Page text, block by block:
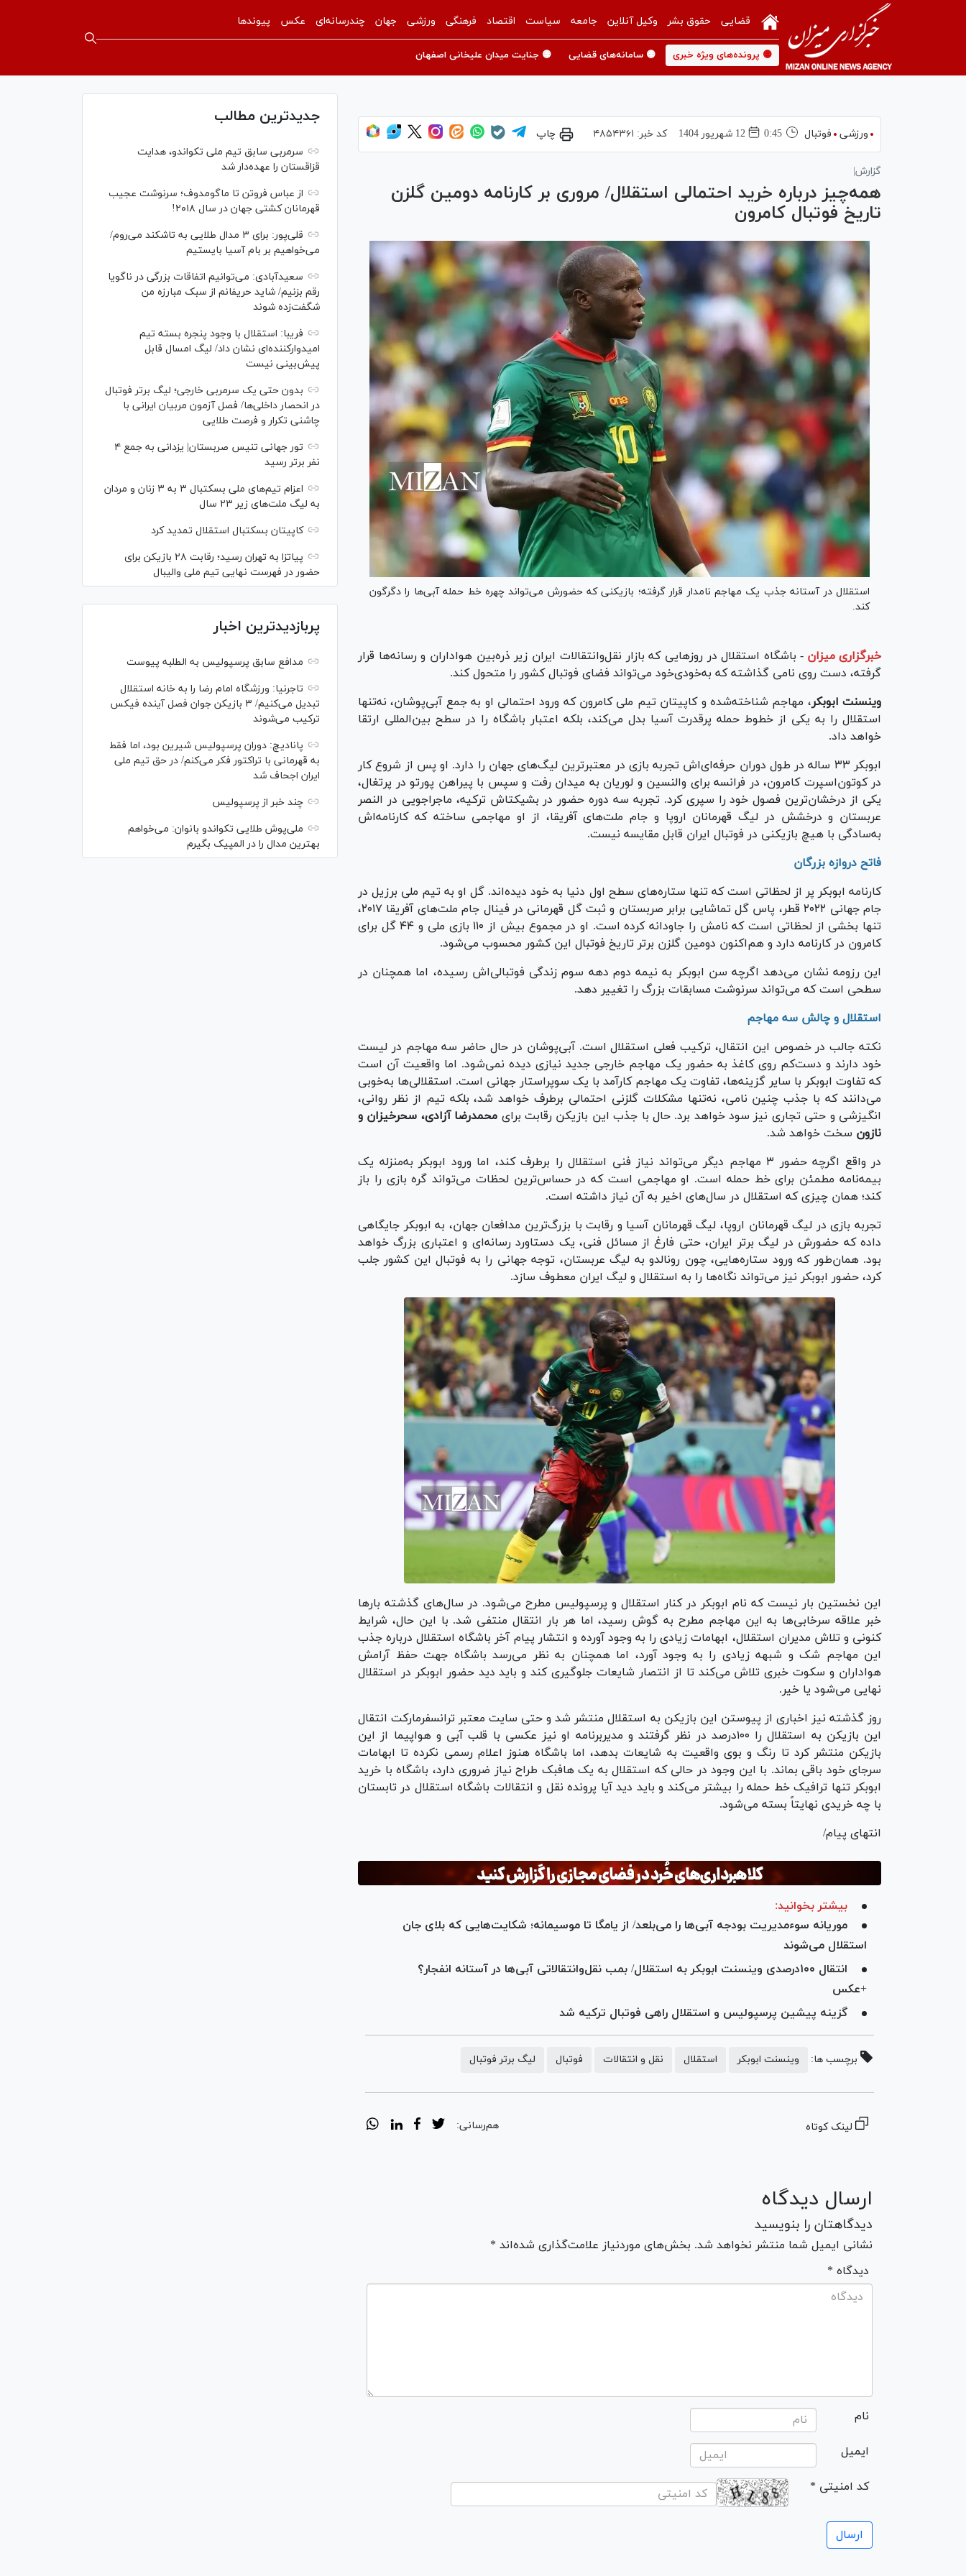
قضایی حقوق بشر وکیل آنلاین جامعه سیاست اقتصاد فرهنگی ورزشی جهان چندرسانه‌ای عکس پیوندها
🟡 پرونده‌های ویژه خبری 🟡 سامانه‌های قضایی 🟡 جنایت میدان علیخانی اصفهان
ورزشی فوتبال 0:45 12 شهريور 1404 کد خبر: ۴۸۵۴۳۶۱ چاپ
گزارش|
همه‌چیز درباره خرید احتمالی استقلال/ مروری بر کارنامه دومین گلزن
تاریخ فوتبال کامرون
استقلال در آستانه جذب یک مهاجم نامدار قرار گرفته؛ بازیکنی که حضورش می‌تواند چهره خط حمله آبی‌ها را دگرگون
کند.
خبرگزاری میزان - باشگاه استقلال در روز‌هایی که بازار نقل‌وانتقالات ایران زیر ذره‌بین هواداران و رسانه‌ها قرار
گرفته، دست روی نامی گذاشته که به‌خودی‌خود می‌تواند فضای فوتبال کشور را متحول کند.
وینسنت ابوبکر، مهاجم شناخته‌شده و کاپیتان تیم ملی کامرون که ورود احتمالی او به جمع آبی‌پوشان، نه‌تنها
استقلال را به یکی از خطوط حمله پرقدرت آسیا بدل می‌کند، بلکه اعتبار باشگاه را در سطح بین‌المللی ارتقا
خواهد داد.
ابوبکر ۳۳ ساله در طول دوران حرفه‌ای‌اش تجربه بازی در معتبرترین لیگ‌های جهان را دارد. او پس از شروع کار
در کوتون‌اسپرت کامرون، در فرانسه برای والنسین و لوریان به میدان رفت و سپس با پیراهن پورتو در پرتغال،
یکی از درخشان‌ترین فصول خود را سپری کرد. تجربه سه دوره حضور در بشیکتاش ترکیه، ماجراجویی در النصر
عربستان و درخشش در لیگ قهرمانان اروپا و جام ملت‌های آفریقا، از او مهاجمی ساخته که کارنامه‌اش
به‌سادگی با هیچ بازیکنی در فوتبال ایران قابل مقایسه نیست.
فاتح دروازه بزرگان
کارنامه ابوبکر پر از لحظاتی است که تنها ستاره‌های سطح اول دنیا به خود دیده‌اند. گل او به تیم ملی برزیل در
جام جهانی ۲۰۲۲ قطر، پاس گل تماشایی برابر صربستان و ثبت گل قهرمانی در فینال جام ملت‌های آفریقا ۲۰۱۷،
تنها بخشی از لحظاتی است که نامش را جاودانه کرده است. او در مجموع بیش از ۱۱۰ بازی ملی و ۴۴ گل برای
کامرون در کارنامه دارد و هم‌اکنون دومین گلزن برتر تاریخ فوتبال این کشور محسوب می‌شود.
این رزومه نشان می‌دهد اگرچه سن ابوبکر به نیمه دوم دهه سوم زندگی فوتبالی‌اش رسیده، اما همچنان در
سطحی است که می‌تواند سرنوشت مسابقات بزرگ را تغییر دهد.
استقلال و چالش سه مهاجم
نکته جالب در خصوص این انتقال، ترکیب فعلی استقلال است. آبی‌پوشان در حال حاضر سه مهاجم در لیست
خود دارند و دست‌کم روی کاغذ به حضور یک مهاجم خارجی جدید نیازی دیده نمی‌شود. اما واقعیت آن است
که تفاوت ابوبکر با سایر گزینه‌ها، تفاوت یک مهاجم کارآمد با یک سوپراستار جهانی است. استقلالی‌ها به‌خوبی
می‌دانند که با جذب چنین نامی، نه‌تنها مشکلات گلزنی احتمالی برطرف خواهد شد، بلکه تیم از نظر روانی،
انگیزشی و حتی تجاری نیز سود خواهد برد. حال با جذب این بازیکن رقابت برای محمدرضا آزادی، سحرخیزان و
نازون سخت خواهد شد.
در واقع اگرچه حضور ۳ مهاجم دیگر می‌تواند نیاز فنی استقلال را برطرف کند، اما ورود ابوبکر به‌منزله یک
بیمه‌نامه مطمئن برای خط حمله است. او مهاجمی است که در حساس‌ترین لحظات می‌تواند گره بازی را باز
کند؛ همان چیزی که استقلال در سال‌های اخیر به آن نیاز داشته است.
تجربه بازی در لیگ قهرمانان اروپا، لیگ قهرمانان آسیا و رقابت با بزرگ‌ترین مدافعان جهان، به ابوبکر جایگاهی
داده که حضورش در لیگ برتر ایران، حتی فارغ از مسائل فنی، یک دستاورد رسانه‌ای و اعتباری بزرگ خواهد
بود. همان‌طور که ورود ستاره‌هایی، چون رونالدو به لیگ عربستان، توجه جهانی را به فوتبال این کشور جلب
کرد، حضور ابوبکر نیز می‌تواند نگاه‌ها را به استقلال و لیگ ایران معطوف سازد.
این نخستین بار نیست که نام ابوبکر در کنار استقلال و پرسپولیس مطرح می‌شود. در سال‌های گذشته بار‌ها
خبر علاقه سرخابی‌ها به این مهاجم مطرح به گوش رسید، اما هر بار انتقال منتفی شد. با این حال، شرایط
کنونی و تلاش مدیران استقلال، ابهامات زیادی را به وجود آورده و انتشار پیام آخر باشگاه استقلال درباره جذب
این مهاجم شک و شبهه زیادی را به وجود آورد، اما همچنان به نظر می‌رسد باشگاه جهت حفظ آرامش
هواداران و سکوت خبری تلاش می‌کند تا از انتصار شایعات جلوگیری کند و باید دید حضور ابوبکر در استقلال
نهایی می‌شود یا خیر.
روز گذشته نیز اخباری از پیوستن این بازیکن به استقلال منتشر شد و حتی سایت معتبر ترانسفرمارکت انتقال
این بازیکن به استقلال را ۱۰۰درصد در نظر گرفتند و مدیربرنامه او نیز عکسی با قلب آبی و هواپیما از این
بازیکن منتشر کرد تا رنگ و بوی واقعیت به شایعات بدهد، اما باشگاه هنوز اعلام رسمی نکرده تا ابهامات
سرجای خود باقی بماند. با این وجود در حالی که استقلال به یک هافبک طراح نیاز ضروری دارد، باشگاه با خرید
ابوبکر تنها ترافیک خط حمله را بیشتر می‌کند و باید دید آیا پرونده نقل و انتقالات باشگاه استقلال در تابستان
با چه خریدی نهایتاً بسته می‌شود.
انتهای پیام/
بیشتر بخوانید:
موریانه سوءمدیریت بودجه آبی‌ها را می‌بلعد/ از یامگا تا موسیمانه؛ شکایت‌هایی که بلای جان
استقلال می‌شوند
انتقال ۱۰۰درصدی وینسنت ابوبکر به استقلال/ بمب نقل‌وانتقالاتی آبی‌ها در آستانه انفجار؟
+عکس
گزینه پیشین پرسپولیس و استقلال راهی فوتبال ترکیه شد
برچسب ها: وینسنت ابوبکر استقلال نقل و انتقالات فوتبال لیگ برتر فوتبال
لینک کوتاه هم‌رسانی:
ارسال دیدگاه
دیدگاهتان را بنویسید
نشانی ایمیل شما منتشر نخواهد شد. بخش‌های موردنیاز علامت‌گذاری شده‌اند *
* دیدگاه
نام
ایمیل
* کد امنیتی
جدیدترین مطالب
سرمربی سابق تیم ملی تکواندو، هدایت
قزاقستان را عهده‌دار شد
از عباس فروتن تا ماگومدوف؛ سرنوشت عجیب
قهرمانان کشتی جهان در سال ۲۰۱۸!
قلی‌پور: برای ۳ مدال طلایی به تاشکند می‌روم/
می‌خواهیم بر بام آسیا بایستیم
سعیدآبادی: می‌توانیم اتفاقات بزرگی در ناگویا
رقم بزنیم/ شاید حریفانم از سبک مبارزه من
شگفت‌زده شوند
فریبا: استقلال با وجود پنجره بسته تیم
امیدوارکننده‌ای نشان داد/ لیگ امسال قابل
پیش‌بینی نیست
بدون حتی یک سرمربی خارجی؛ لیگ برتر فوتبال
در انحصار داخلی‌ها/ فصل آزمون مربیان ایرانی با
چاشنی تکرار و فرصت طلایی
تور جهانی تنیس صربستان| یزدانی به جمع ۴
نفر برتر رسید
اعزام تیم‌های ملی بسکتبال ۳ به ۳ زنان و مردان
به لیگ ملت‌های زیر ۲۳ سال
کاپیتان بسکتبال استقلال تمدید کرد
پیاتزا به تهران رسید؛ رقابت ۲۸ بازیکن برای
حضور در فهرست نهایی تیم ملی والیبال
پربازدیدترین اخبار
مدافع سابق پرسپولیس به الطلبه پیوست
تاجرنیا: ورزشگاه امام رضا را به خانه استقلال
تبدیل می‌کنیم/ ۳ بازیکن جوان فصل آینده فیکس
ترکیب می‌شوند
پانادیچ: دوران پرسپولیس شیرین بود، اما فقط
به قهرمانی با تراکتور فکر می‌کنم/ در حق تیم ملی
ایران اجحاف شد
چند خبر از پرسپولیس
ملی‌پوش‌ طلایی تکواندو بانوان: می‌خواهم
بهترین مدال را در المپیک بگیرم